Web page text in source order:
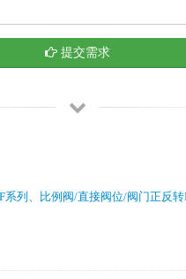
提交需求
系列、比例阀/直接阀位/阀门正反转